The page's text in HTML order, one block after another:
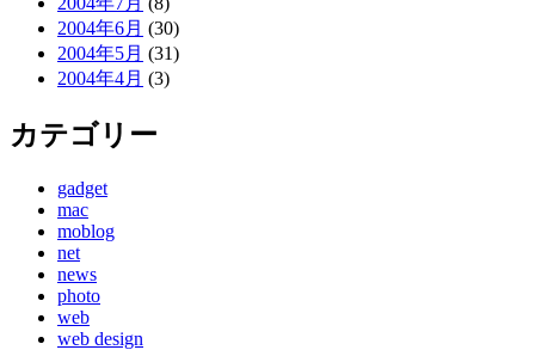
2004年6月 (30)
2004年5月 (31)
2004年4月 (3)
カテゴリー
gadget
mac
moblog
net
news
photo
web
web design